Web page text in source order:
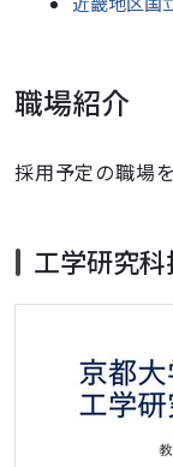
職場紹介
採用予定の職場
工学研究